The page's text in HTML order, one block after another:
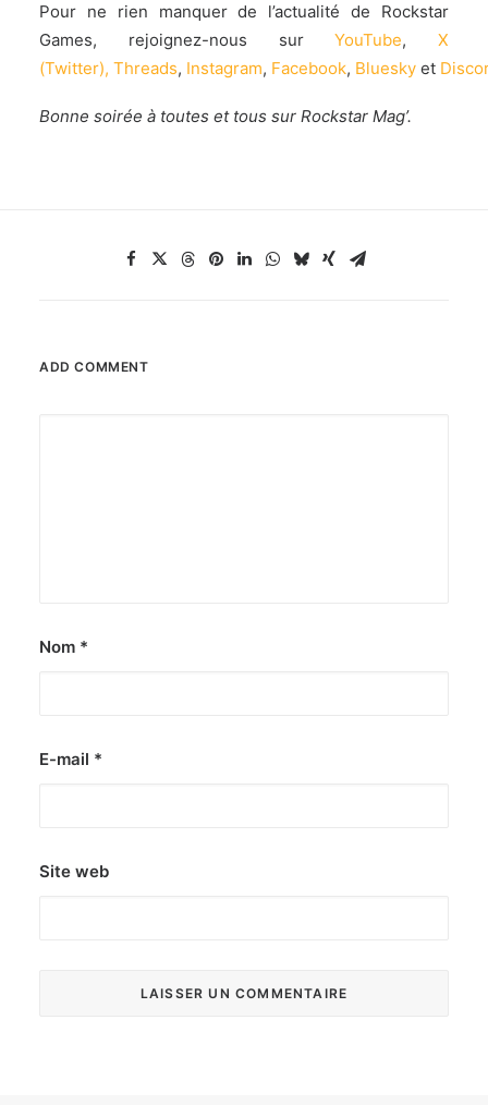
Pour ne rien manquer de l’actualité de Rockstar
Games, rejoignez-nous surYouTube, X
(Twitter), Threads, Instagram, Facebook, Bluesky et
Bonne soirée à toutes et tous sur Rockstar Mag’.
ADD COMMENT
Nom *
E-mail *
Site web